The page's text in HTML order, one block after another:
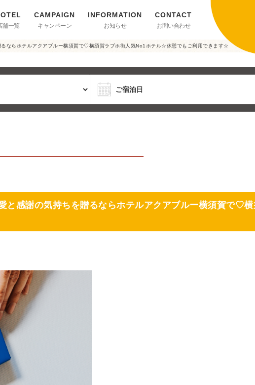
舗一覧 キャンペーン お知らせ お問い合わせ
ならホテルアクアブルー横須賀で♡横須賀ラブホ街人気No1ホテル☆休憩でもご利用できます☆
感謝の気持ちを贈るならホテルアクアブルー横須賀で♡横